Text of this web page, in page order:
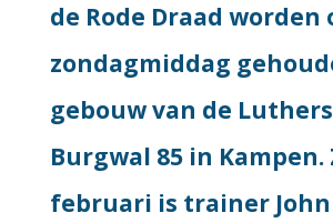
de Rode Draad worden
zondagmiddag
gebouw van de
Burgwal 85 in Kampen.
februari is trainer